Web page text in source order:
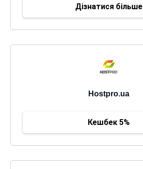
Дізнатися більше
Hostpro.ua
Кешбек 5%